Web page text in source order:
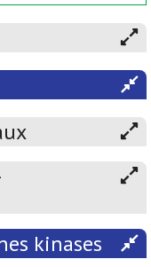
kinases